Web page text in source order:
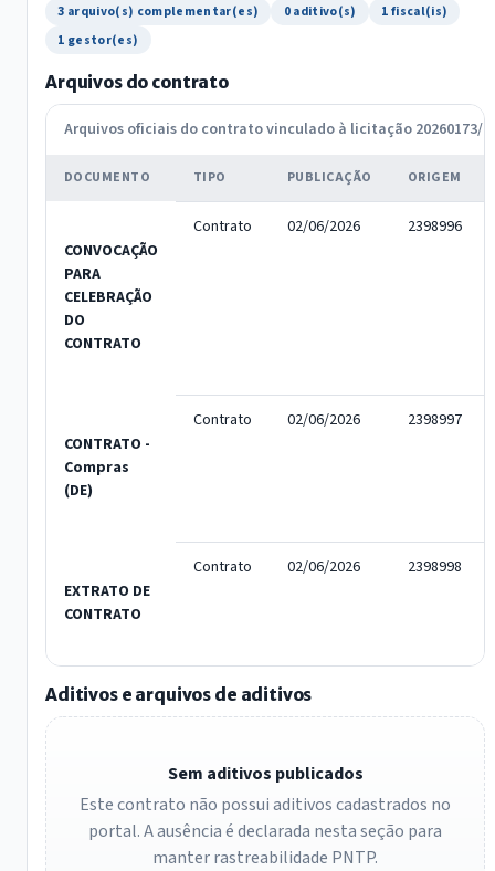
3 arquivo(s) complementar(es) 0 aditivo(s)
1 fiscal(is)
1 gestor(es)
Arquivos do contrato
Arquivos oficiais do contrato vinculado à licitação 20260173/
DOCUMENTO TIPO PUBLICAÇÃO ORIGEM
CONVOCAÇÃO
PARA
CELEBRAÇÃO
DO
CONTRATO
Contrato 02/06/2026 2398996
CONTRATO -
Compras
(DE)
Contrato 02/06/2026 2398997
EXTRATO DE
CONTRATO
Contrato 02/06/2026 2398998
Aditivos e arquivos de aditivos
Sem aditivos publicados
Este contrato não possui aditivos cadastrados no
portal. A ausência é declarada nesta seção para
manter rastreabilidade PNTP.